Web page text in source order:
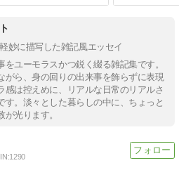
妙に描写した雑記風エッセイ
ユーモラスかつ鋭く綴る雑記集です。
がら、身の回りの出来事を飾らずに表現
感は控えめに、リアルな日常のリアルさ
す。淡々とした暮らしの中に、ちょっと
光ります。
1290